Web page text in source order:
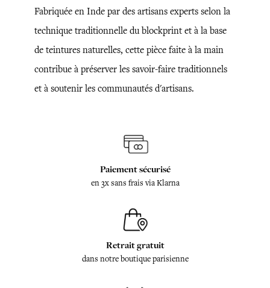
Fabriquée en Inde par des artisans experts selon la
technique traditionnelle du blockprint et à la base
de teintures naturelles, cette pièce faite à la main
contribue à préserver les savoir-faire traditionnels
et à soutenir les communautés d'artisans.
Paiement sécurisé
en 3x sans frais via Klarna
Retrait gratuit
dans notre boutique parisienne